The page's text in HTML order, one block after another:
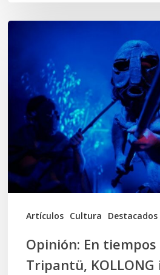
Artículos Cultura Destacados
tiempos
Wiñoy
Tripantü,
KOLLONG
impacta
la
cultura
Opinión: En
Tripantü,